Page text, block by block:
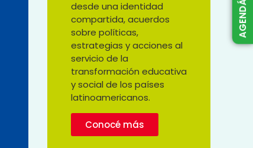
desde una identidad
compartida, acuerdos
sobre políticas,
estrategias y acciones al
servicio de la
transformación educativa
y social de los países
latinoamericanos.
Conocé más